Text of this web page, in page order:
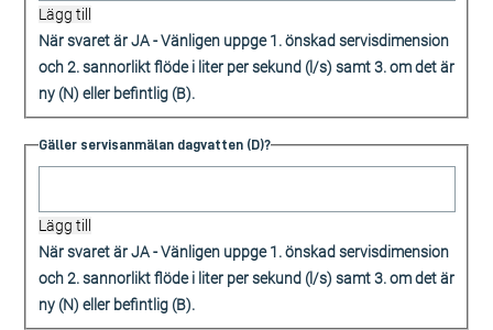
Lägg till
När svaret är JA - Vänligen uppge 1. önskad servisdimension
och 2. sannorlikt flöde i liter per sekund (l/s) samt 3. om det är
ny (N) eller befintlig (B).
Gäller servisanmälan dagvatten (D)?
Lägg till
När svaret är JA - Vänligen uppge 1. önskad servisdimension
och 2. sannorlikt flöde i liter per sekund (l/s) samt 3. om det är
ny (N) eller befintlig (B).